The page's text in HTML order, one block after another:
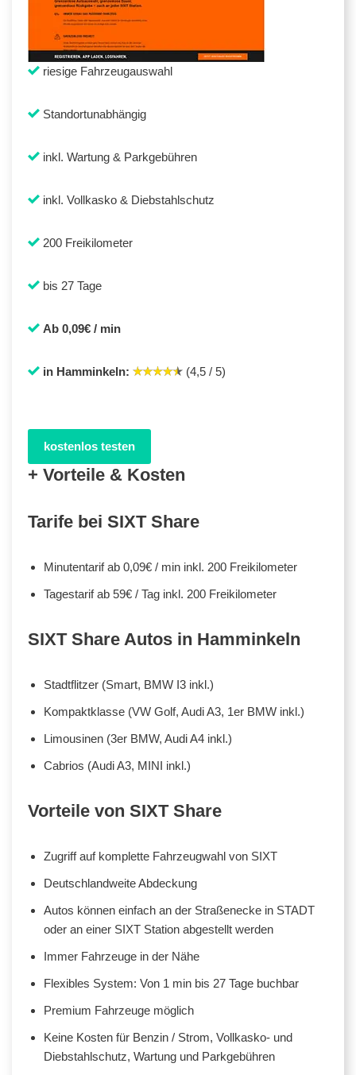
riesige Fahrzeugauswahl
Standortunabhängig
inkl. Wartung & Parkgebühren
inkl. Vollkasko & Diebstahlschutz
200 Freikilometer
bis 27 Tage
Ab 0,09€ / min
in Hamminkeln: (4,5 / 5)
kostenlos testen
+ Vorteile & Kosten
Tarife bei SIXT Share
Minutentarif ab 0,09€ / min inkl. 200 Freikilometer
Tagestarif ab 59€ / Tag inkl. 200 Freikilometer
SIXT Share Autos in Hamminkeln
Stadtflitzer (Smart, BMW I3 inkl.)
Kompaktklasse (VW Golf, Audi A3, 1er BMW inkl.)
Limousinen (3er BMW, Audi A4 inkl.)
Cabrios (Audi A3, MINI inkl.)
Vorteile von SIXT Share
Zugriff auf komplette Fahrzeugwahl von SIXT
Deutschlandweite Abdeckung
Autos können einfach an der Straßenecke in STADT
oder an einer SIXT Station abgestellt werden
Immer Fahrzeuge in der Nähe
Flexibles System: Von 1 min bis 27 Tage buchbar
Premium Fahrzeuge möglich
Keine Kosten für Benzin / Strom, Vollkasko- und
Diebstahlschutz, Wartung und Parkgebühren